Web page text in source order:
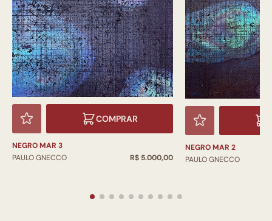
COMPRAR
NEGRO MAR 3
PAULO GNECCO
R$ 5.000,00
NEGRO MAR 2
PAULO GNECCO